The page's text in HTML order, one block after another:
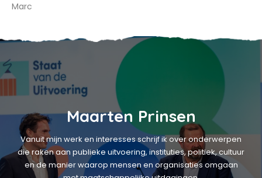
Marc
Maarten Prinsen
Vanuit mijn werk en interesses schrijf ik over onderwerpen
die raken aan publieke uitvoering, instituties, politiek, cultuur
en de manier waarop mensen en organisaties omgaan